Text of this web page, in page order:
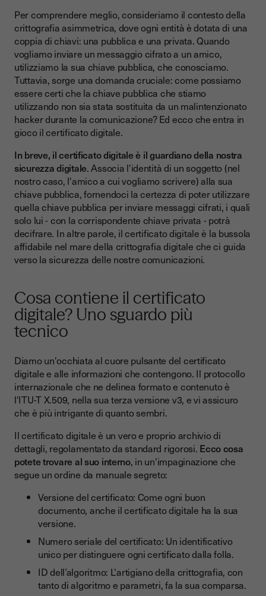
Per comprendere meglio, consideriamo il contesto della
crittografia asimmetrica, dove ogni entità è dotata di una
coppia di chiavi: una pubblica e una privata. Quando
vogliamo inviare un messaggio cifrato a un amico,
utilizziamo la sua chiave pubblica, che conosciamo.
Tuttavia, sorge una domanda cruciale: come possiamo
essere certi che la chiave pubblica che stiamo
utilizzando non sia stata sostituita da un malintenzionato
hacker durante la comunicazione? Ed ecco che entra in
gioco il certificato digitale.
In breve, il certificato digitale è il guardiano della nostra
sicurezza digitale. Associa l'identità di un soggetto (nel
nostro caso, l'amico a cui vogliamo scrivere) alla sua
chiave pubblica, fornendoci la certezza di poter utilizzare
quella chiave pubblica per inviare messaggi cifrati, i quali
solo lui - con la corrispondente chiave privata - potrà
decifrare. In altre parole, il certificato digitale è la bussola
affidabile nel mare della crittografia digitale che ci guida
verso la sicurezza delle nostre comunicazioni.
Cosa contiene il certificato
digitale? Uno sguardo più
tecnico
Diamo un'occhiata al cuore pulsante del certificato
digitale e alle informazioni che contengono. Il protocollo
internazionale che ne delinea formato e contenuto è
l'ITU-T X.509, nella sua terza versione v3, e vi assicuro
che è più intrigante di quanto sembri.
Il certificato digitale è un vero e proprio archivio di
dettagli, regolamentato da standard rigorosi. Ecco cosa
potete trovare al suo interno, in un'impaginazione che
segue un ordine da manuale segreto:
Versione del certificato: Come ogni buon
documento, anche il certificato digitale ha la sua
versione.
Numero seriale del certificato: Un identificativo
unico per distinguere ogni certificato dalla folla.
ID dell’algoritmo: L'artigiano della crittografia, con
tanto di algoritmo e parametri, fa la sua comparsa.